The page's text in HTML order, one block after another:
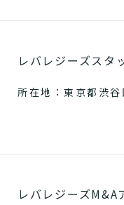
レバレジーズスタ
所在地：東京都渋
レバレジーズM&A